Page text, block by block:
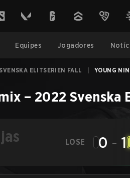
Equipes Jogadores
ELITSERIEN FALL YOUNG
– 2022 Svenska
LOSE 0 - 1